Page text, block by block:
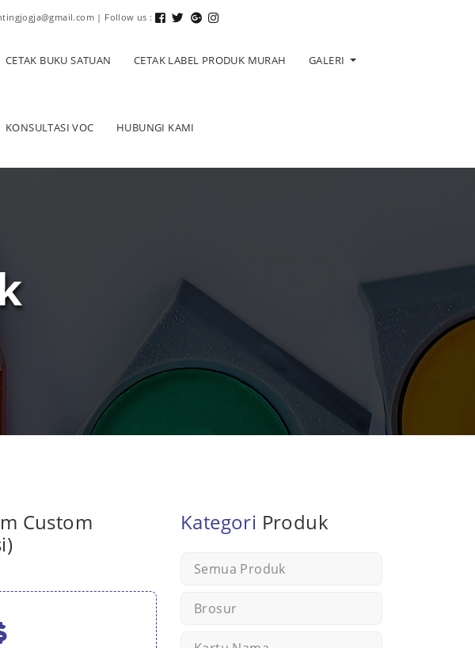
| Follow us :
CETAK BUKU SATUAN CETAK LABEL PRODUK MURAH GALERI
KONSULTASI VOC HUBUNGI KAMI
Custom
Kategori Produk
Semua Produk
Brosur